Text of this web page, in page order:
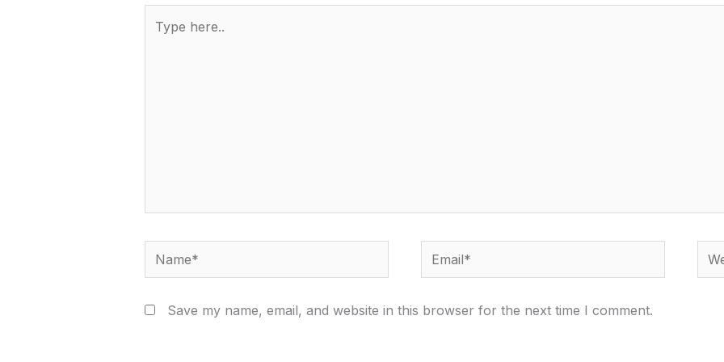
here..
Name* Email*
Save my name, email, and website in this browser for the next time I comment.